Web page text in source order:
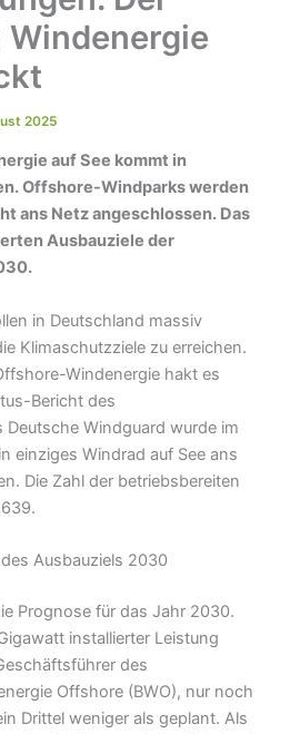
Windenergie
2025
auf See kommt in
Offshore-Windparks werden
ans Netz angeschlossen. Das
Ausbauziele der
in Deutschland massiv
Klimaschutzziele zu erreichen.
Windenergie hakt es
Bericht des
Windguard wurde im
einziges Windrad auf See ans
Die Zahl der betriebsbereiten
Ausbauziels 2030
Prognose für das Jahr 2030.
installierter Leistung
des
Offshore (BWO), nur noch
Drittel weniger als geplant. Als